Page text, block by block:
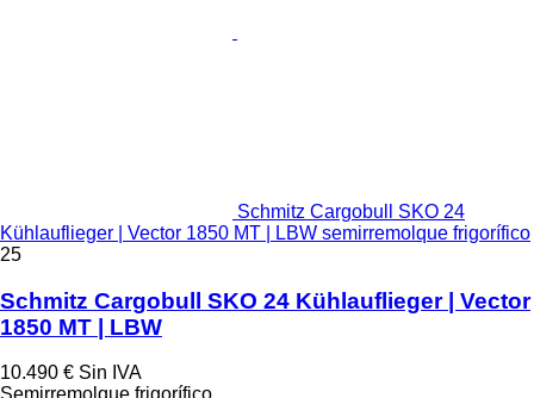
Schmitz Cargobull SKO 24
Kühlauflieger | Vector 1850 MT | LBW semirremolque frigorífico
25
Schmitz Cargobull SKO 24 Kühlauflieger | Vector
1850 MT | LBW
10.490 € Sin IVA